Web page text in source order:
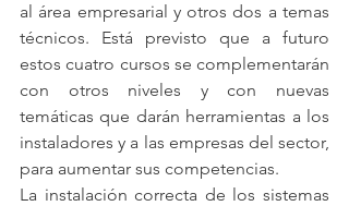
al área empresarial y otros dos a temas
técnicos. Está previsto que a futuro
estos cuatro cursos se complementarán
con otros niveles y con nuevas
temáticas que darán herramientas a los
instaladores y a las empresas del sector,
para aumentar sus competencias.
La instalación correcta de los sistemas